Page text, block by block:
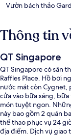
Vườn bách thảo
Thông tin
QT Singapore
QT Singapore có sân
Raffles Place. Hồ bơi
nước mát còn Cygnet,
cửa vào bữa sáng,
món tuyệt ngon.
này bao gồm 2 quán
thể thao phục vụ 24
địa điểm. Dịch vụ giao